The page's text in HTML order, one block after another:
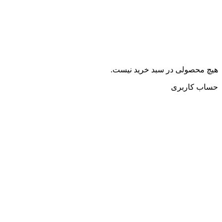
هیچ محصولی در سبد خرید نیست.
حساب کاربری